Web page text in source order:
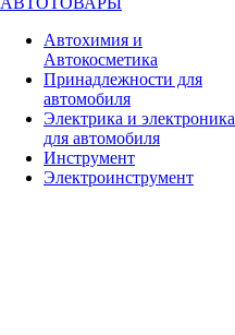
Автохимия и
Автокосметика
Принадлежности для
автомобиля
Электрика и электроника
для автомобиля
Инструмент
Электроинструмент